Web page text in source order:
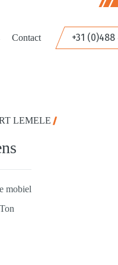
Contact +31
LEMELE
mobiel